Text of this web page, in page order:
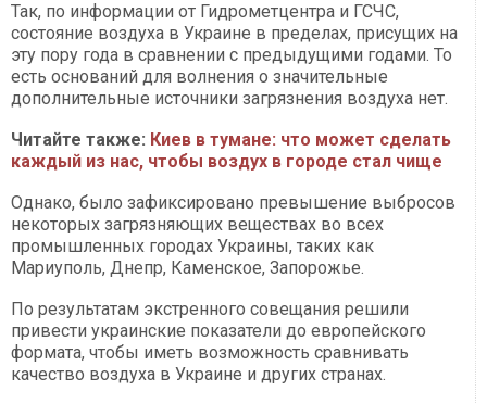
Так, по информации от Гидрометцентра и ГСЧС,
состояние воздуха в Украине в пределах, присущих на
эту пору года в сравнении с предыдущими годами. То
есть оснований для волнения о значительные
дополнительные источники загрязнения воздуха нет.
Читайте также: Киев в тумане: что может сделать
каждый из нас, чтобы воздух в городе стал чище
Однако, было зафиксировано превышение выбросов
некоторых загрязняющих веществах во всех
промышленных городах Украины, таких как
Мариуполь, Днепр, Каменское, Запорожье.
По результатам экстренного совещания решили
привести украинские показатели до европейского
формата, чтобы иметь возможность сравнивать
качество воздуха в Украине и других странах.